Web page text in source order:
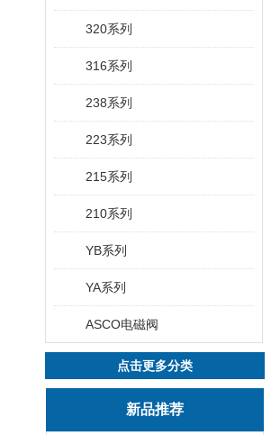
320系列
316系列
238系列
223系列
215系列
210系列
YB系列
YA系列
ASCO电磁阀
点击更多分类
新品推荐